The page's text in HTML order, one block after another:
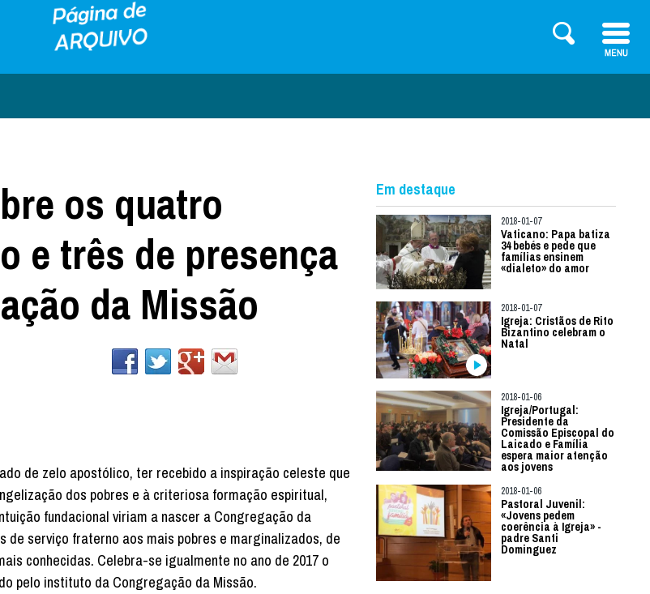
os quatro
e três de presença
da Missão
de zelo apostólico, ter recebido a inspiração celeste que
dos pobres e à criteriosa formação espiritual,
fundacional viriam a nascer a Congregação da
de serviço fraterno aos mais pobres e marginalizados, de
conhecidas. Celebra-se igualmente no ano de 2017 o
pelo instituto da Congregação da Missão.
Em destaque
2018-01-07
Vaticano: Papa batiza
34 bebés e pede que
famílias ensinem
«dialeto» do amor
2018-01-07
Igreja: Cristãos de Rito
Bizantino celebram o
Natal
2018-01-06
Igreja/Portugal:
Presidente da
Comissão Episcopal do
Laicado e Família
espera maior atenção
aos jovens
2018-01-06
Pastoral Juvenil:
«Jovens pedem
coerência à Igreja» -
padre Santi
Dominguez